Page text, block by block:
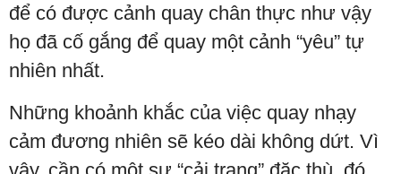
để có được cảnh quay chân thực như vậy
họ đã cố gắng để quay một cảnh “yêu” tự
nhiên nhất.
Những khoảnh khắc của việc quay nhạy
cảm đương nhiên sẽ kéo dài không dứt. Vì